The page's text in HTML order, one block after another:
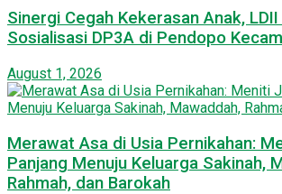
Sinergi Cegah Kekerasan Anak,
Sosialisasi DP3A di Pendopo
August 1, 2026
Merawat Asa di Usia Pernikahan:
Panjang Menuju Keluarga Sakinah,
Rahmah, dan Barokah